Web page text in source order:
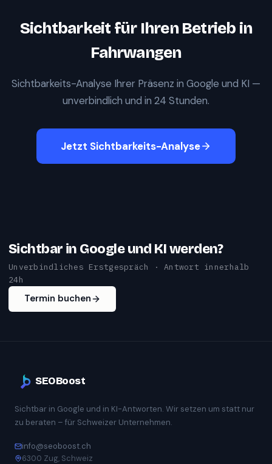
Sichtbarkeit für Ihren Betrieb in
Fahrwangen
Sichtbarkeits-Analyse Ihrer Präsenz in Google und KI —
unverbindlich und in 24 Stunden.
Jetzt Sichtbarkeits-Analyse
Sichtbar in Google und KI werden?
Unverbindliches Erstgespräch · Antwort innerhalb
24h
Termin buchen
SEOBoost
Sichtbar in Google und in KI-Antworten. Wir setzen um statt nur
zu beraten – für Schweizer Unternehmen.
info@seoboost.ch
6300 Zug, Schweiz